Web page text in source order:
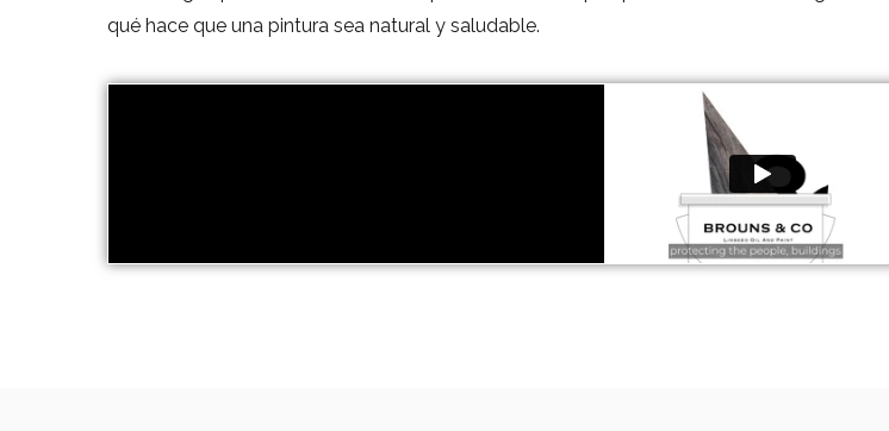
qué hace que una pintura sea natural y saludable.